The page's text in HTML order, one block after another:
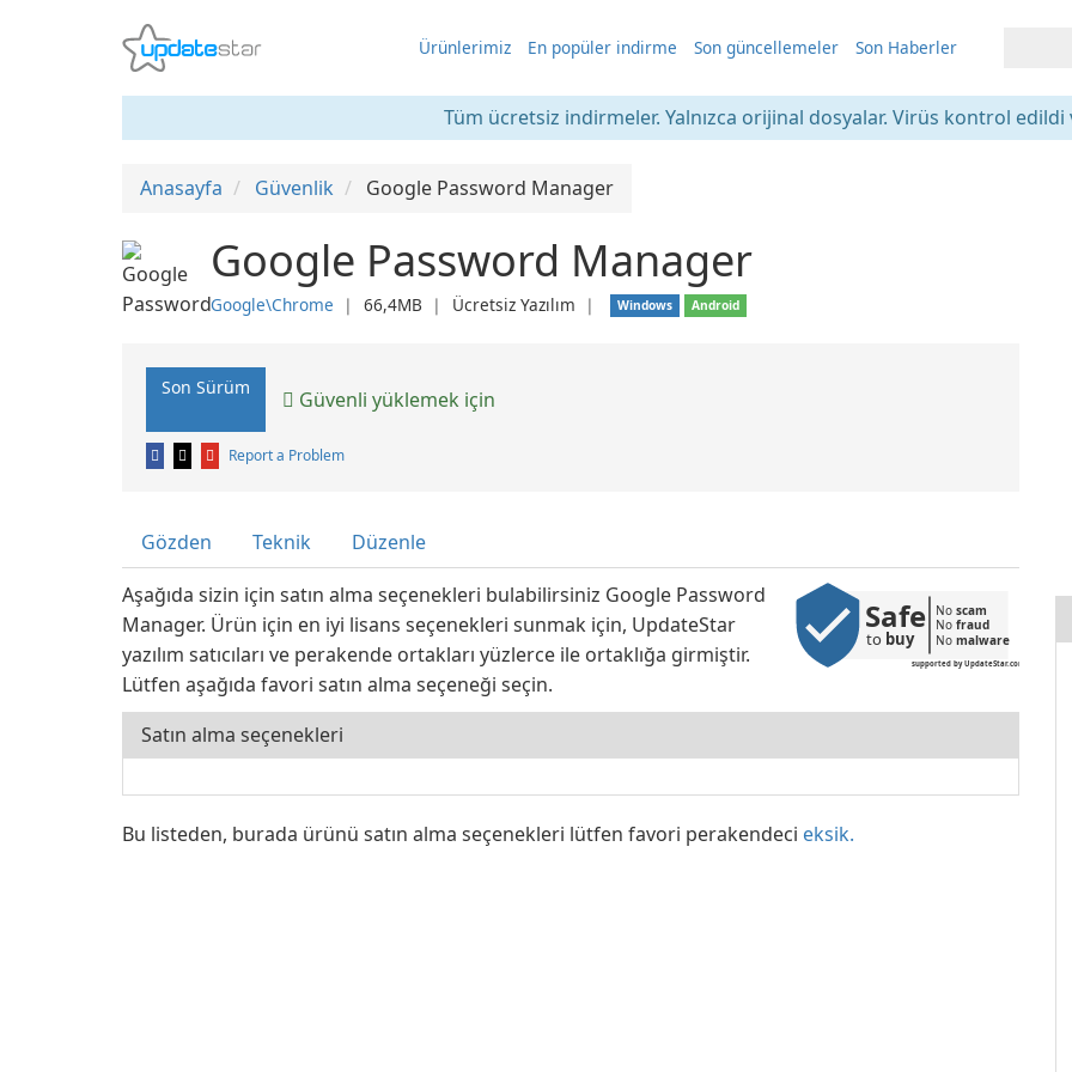
Ürünlerimiz En popüler indirme Son güncellemeler Son Haberler
Tüm ücretsiz indirmeler. Yalnızca orijinal dosyalar. Virüs kontrol edildi
Anasayfa Güvenlik Google Password Manager
Google Password Manager
Google\Chrome ❘ 66,4MB ❘ Ücretsiz Yazılım ❘ Windows Android
Son Sürüm Güvenli yüklemek için
Report a Problem
Gözden Teknik Düzenle
supported by UpdateStar.com
Safe
to buy
No scam
No fraud
No malware
Aşağıda sizin için satın alma seçenekleri bulabilirsiniz Google Password
Manager. Ürün için en iyi lisans seçenekleri sunmak için, UpdateStar
yazılım satıcıları ve perakende ortakları yüzlerce ile ortaklığa girmiştir.
Lütfen aşağıda favori satın alma seçeneği seçin.
Satın alma seçenekleri
Bu listeden, burada ürünü satın alma seçenekleri lütfen favori perakendeci eksik.